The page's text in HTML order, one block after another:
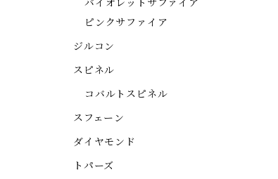
バイオレットサファイア
ピンクサファイア
ジルコン
スピネル
コバルトスピネル
スフェーン
ダイヤモンド
トパーズ